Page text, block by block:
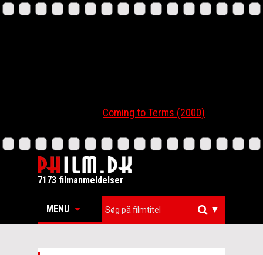
Coming to Terms (2000)
7173 filmanmeldelser
MENU ▼